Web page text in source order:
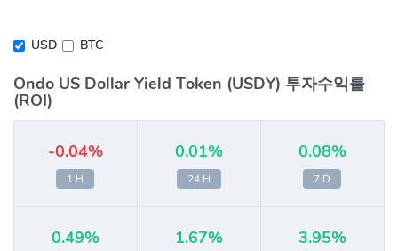
USD BTC
Ondo US Dollar Yield Token (USDY) 투자수익률
(ROI)
-0.04%
1 H
0.01%
24 H
0.08%
7 D
0.49% 1.67% 3.95%